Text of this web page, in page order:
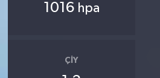
1016 hpa
ÇIY